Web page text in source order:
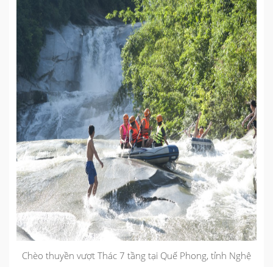
Chèo thuyền vượt Thác 7 tầng tại Quế Phong, tỉnh Nghệ